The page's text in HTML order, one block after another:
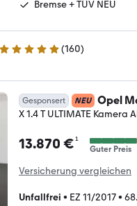
Bremse + TÜV NEU
4.9 Sterne (160)
Gesponsert NEU Opel
X 1.4 T ULTIMATE Kamera
13.870 €¹
Guter Preis
Versicherung vergleichen
Unfallfrei • EZ 11/2017•